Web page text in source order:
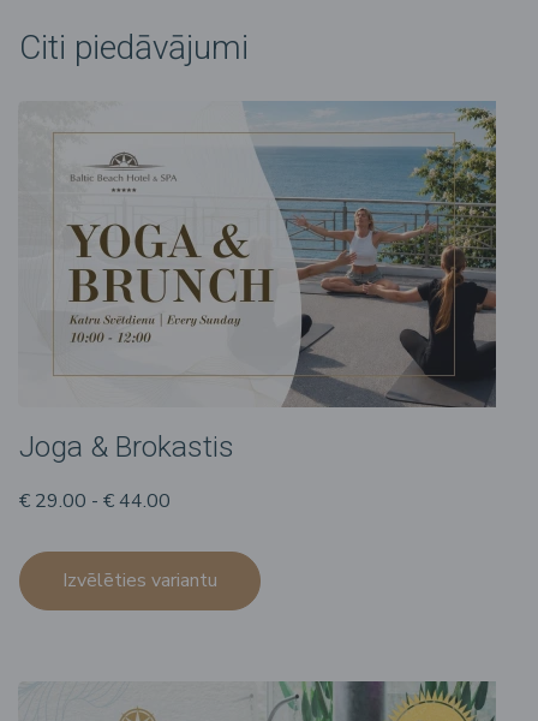
Citi piedāvājumi
Joga & Brokastis
€ 29.00 - € 44.00
Izvēlēties variantu